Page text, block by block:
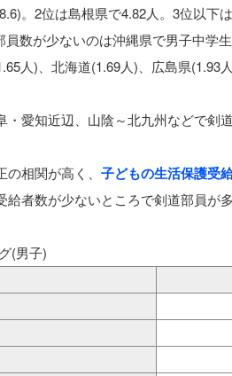
。2位は島根県で4.82人。3位以下
数が少ないのは沖縄県で男子中学
人)、北海道(1.69人)、広島県(1.93
愛知近辺、山陰～北九州などで剣道
の相関が高く、 子どもの生活保護受
者数が少ないところで剣道部員が多
(男子)